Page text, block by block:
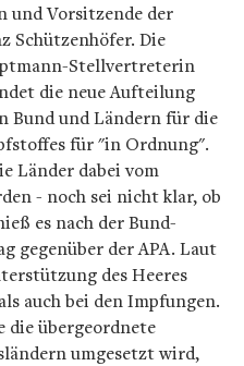
und Vorsitzende der
Schützenhöfer. Die
Stellvertreterin
die neue Aufteilung
Bund und Ländern für die
für "in Ordnung".
Länder dabei vom
- noch sei nicht klar, ob
es nach der Bund-
gegenüber der APA. Laut
des Heeres
auch bei den Impfungen.
die übergeordnete
umgesetzt wird,